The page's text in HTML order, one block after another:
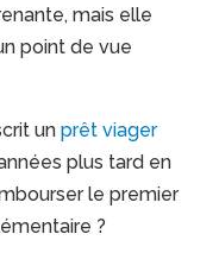
mais elle
point de vue
unprêt viager
plus tard en
le premier
?